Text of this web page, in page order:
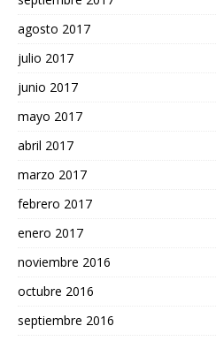
agosto 2017
julio 2017
junio 2017
mayo 2017
abril 2017
marzo 2017
febrero 2017
enero 2017
noviembre 2016
octubre 2016
septiembre 2016